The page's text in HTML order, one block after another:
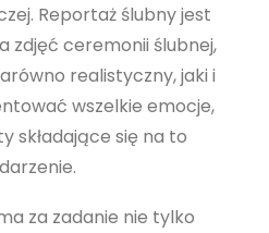
Reportaż ślubny jest
zdjęć ceremonii ślubnej,
realistyczny, jaki i
wszelkie emocje,
składające się na to
za zadanie nie tylko